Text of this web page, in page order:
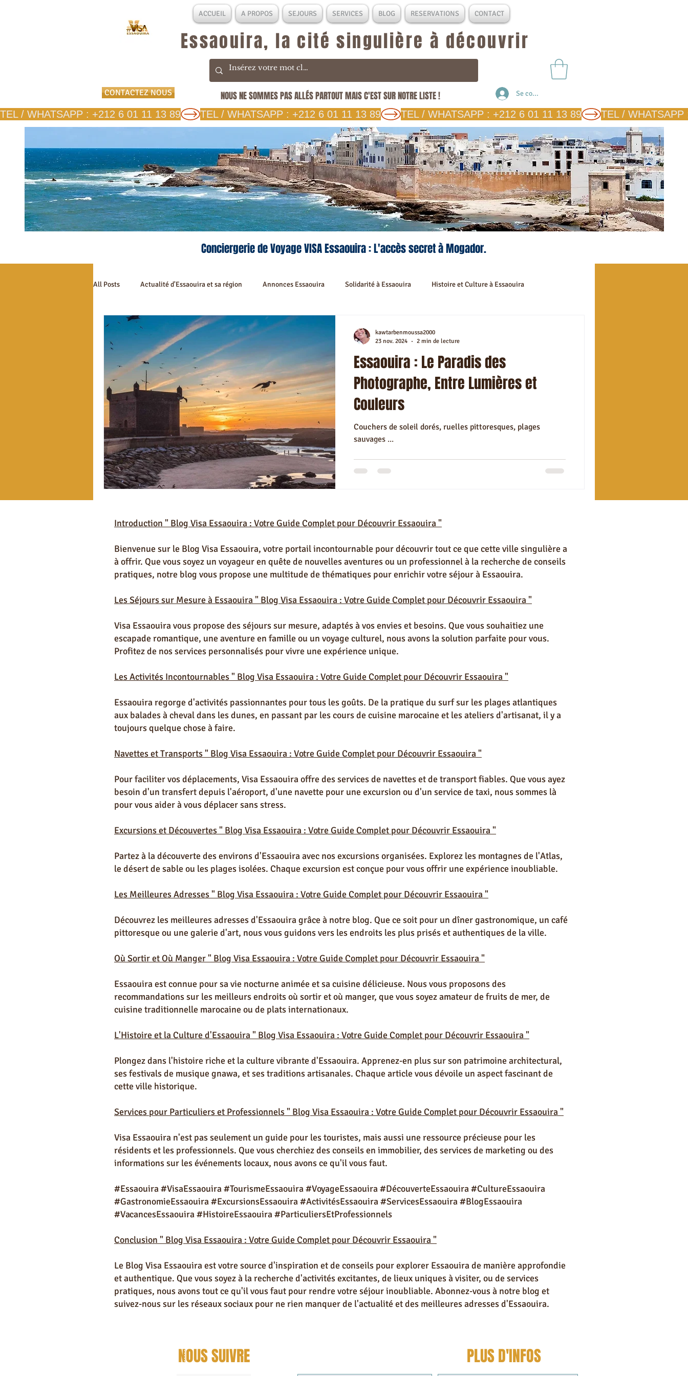
ACCUEIL A PROPOS SEJOURS SERVICES BLOG RESERVATIONS CONTACT
Essaouira, la cité singulière à découvrir
CONTACTEZ NOUS NOUS NE SOMMES PAS ALLÉS PARTOUT MAIS C'EST SUR NOTRE LISTE ! Se connecter
TEL / WHATSAPP : +212 6 01 11 13 89
Conciergerie de Voyage VISA Essaouira : L'accès secret à Mogador.
All Posts Actualité d'Essaouira et sa région Annonces Essaouira Solidarité à Essaouira Histoire et Culture à Essaouira
Tourisme à Essaouira Essaouira Séjours et Découvertes
Gastronomie à Essaouira Spécialités Culinaires à Essaouira Séjour sur mesure à Essaouira Festival à Essaouira
Evènements à Essaouira Riad Médina Essaouira Riad hors Médina & Environs Mogador
Restaurants à Essaouira Restaurants recommandés à Essaouira
Pour les Pros d'Essaouira Lexique vie à Essaouira Partenaires Visa Essaouira
Automobile occasion à Essaouira Terrain à Essaouira Restaurant Marocain à Essaouira Excursions à Essaouira
Art & Culture à Essaouira Astuces & Conseils Essaouira
Essaouira : Le Paradis des
Photographe, Entre Lumières et
Couleurs
Couchers de soleil dorés, ruelles pittoresques, plages
sauvages ...
kawtarbenmoussa2000
23 nov. 2024
2 min de lecture
Introduction " Blog Visa Essaouira : Votre Guide Complet pour Découvrir Essaouira "
Bienvenue sur le Blog Visa Essaouira, votre portail incontournable pour découvrir tout ce que cette ville singulière a
à offrir. Que vous soyez un voyageur en quête de nouvelles aventures ou un professionnel à la recherche de conseils
pratiques, notre blog vous propose une multitude de thématiques pour enrichir votre séjour à Essaouira.
Les Séjours sur Mesure à Essaouira " Blog Visa Essaouira : Votre Guide Complet pour Découvrir Essaouira "
Visa Essaouira vous propose des séjours sur mesure, adaptés à vos envies et besoins. Que vous souhaitiez une
escapade romantique, une aventure en famille ou un voyage culturel, nous avons la solution parfaite pour vous.
Profitez de nos services personnalisés pour vivre une expérience unique.
Les Activités Incontournables " Blog Visa Essaouira : Votre Guide Complet pour Découvrir Essaouira "
Essaouira regorge d'activités passionnantes pour tous les goûts. De la pratique du surf sur les plages atlantiques
aux balades à cheval dans les dunes, en passant par les cours de cuisine marocaine et les ateliers d'artisanat, il y a
toujours quelque chose à faire.
Navettes et Transports " Blog Visa Essaouira : Votre Guide Complet pour Découvrir Essaouira "
Pour faciliter vos déplacements, Visa Essaouira offre des services de navettes et de transport fiables. Que vous ayez
besoin d'un transfert depuis l'aéroport, d'une navette pour une excursion ou d'un service de taxi, nous sommes là
pour vous aider à vous déplacer sans stress.
Excursions et Découvertes " Blog Visa Essaouira : Votre Guide Complet pour Découvrir Essaouira "
Partez à la découverte des environs d'Essaouira avec nos excursions organisées. Explorez les montagnes de l'Atlas,
le désert de sable ou les plages isolées. Chaque excursion est conçue pour vous offrir une expérience inoubliable.
Les Meilleures Adresses " Blog Visa Essaouira : Votre Guide Complet pour Découvrir Essaouira "
Découvrez les meilleures adresses d'Essaouira grâce à notre blog. Que ce soit pour un dîner gastronomique, un café
pittoresque ou une galerie d'art, nous vous guidons vers les endroits les plus prisés et authentiques de la ville.
Où Sortir et Où Manger " Blog Visa Essaouira : Votre Guide Complet pour Découvrir Essaouira "
Essaouira est connue pour sa vie nocturne animée et sa cuisine délicieuse. Nous vous proposons des
recommandations sur les meilleurs endroits où sortir et où manger, que vous soyez amateur de fruits de mer, de
cuisine traditionnelle marocaine ou de plats internationaux.
L'Histoire et la Culture d'Essaouira " Blog Visa Essaouira : Votre Guide Complet pour Découvrir Essaouira "
Plongez dans l'histoire riche et la culture vibrante d'Essaouira. Apprenez-en plus sur son patrimoine architectural,
ses festivals de musique gnawa, et ses traditions artisanales. Chaque article vous dévoile un aspect fascinant de
cette ville historique.
Services pour Particuliers et Professionnels " Blog Visa Essaouira : Votre Guide Complet pour Découvrir Essaouira "
Visa Essaouira n'est pas seulement un guide pour les touristes, mais aussi une ressource précieuse pour les
résidents et les professionnels. Que vous cherchiez des conseils en immobilier, des services de marketing ou des
informations sur les événements locaux, nous avons ce qu'il vous faut.
#Essaouira #VisaEssaouira #TourismeEssaouira #VoyageEssaouira #DécouverteEssaouira #CultureEssaouira
#GastronomieEssaouira #ExcursionsEssaouira #ActivitésEssaouira #ServicesEssaouira #BlogEssaouira
#VacancesEssaouira #HistoireEssaouira #ParticuliersEtProfessionnels
Conclusion " Blog Visa Essaouira : Votre Guide Complet pour Découvrir Essaouira "
Le Blog Visa Essaouira est votre source d'inspiration et de conseils pour explorer Essaouira de manière approfondie
et authentique. Que vous soyez à la recherche d'activités excitantes, de lieux uniques à visiter, ou de services
pratiques, nous avons tout ce qu'il vous faut pour rendre votre séjour inoubliable. Abonnez-vous à notre blog et
suivez-nous sur les réseaux sociaux pour ne rien manquer de l'actualité et des meilleures adresses d'Essaouira.
NOUS SUIVRE PLUS D'INFOS